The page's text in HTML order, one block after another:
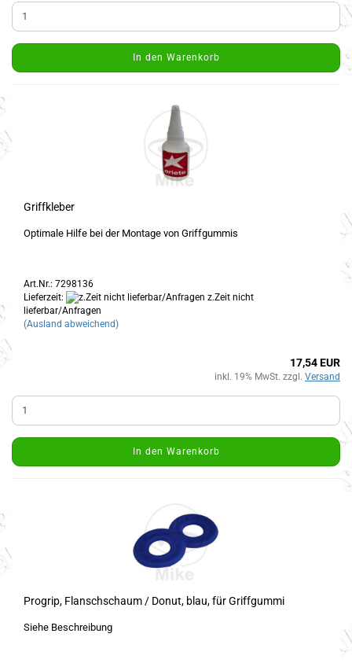
In den Warenkorb
Griffkleber
Optimale Hilfe bei der Montage von Griffgummis
Art.Nr.: 7298136
Lieferzeit:
z.Zeit nicht
lieferbar/Anfragen
(Ausland abweichend)
17,54 EUR
inkl. 19% MwSt. zzgl. Versand
In den Warenkorb
Progrip, Flanschschaum / Donut, blau, für Griffgummi
Siehe Beschreibung